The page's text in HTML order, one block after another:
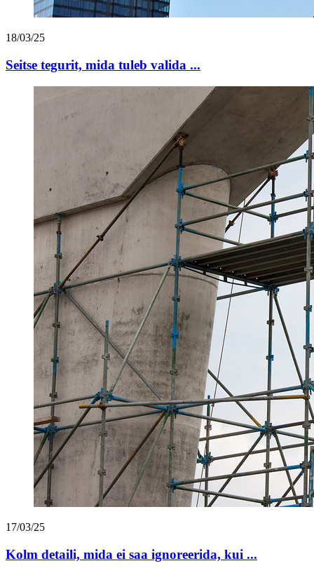
18/03/25
Seitse tegurit, mida tuleb valida ...
17/03/25
Kolm detaili, mida ei saa ignoreerida, kui ...